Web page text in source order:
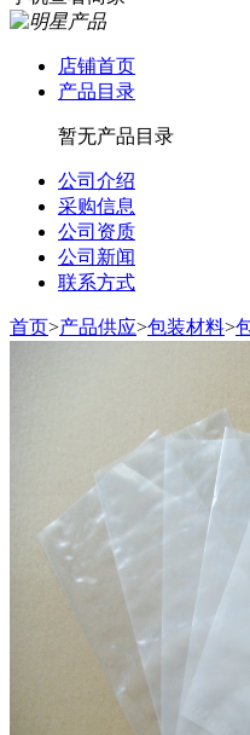
店铺首页
产品目录
暂无产品目录
公司介绍
采购信息
公司资质
公司新闻
联系方式
首页>产品供应>包装材料>